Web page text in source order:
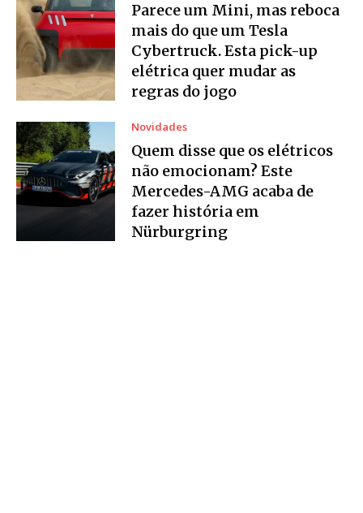
Parece um Mini, mas reboca
mais do que um Tesla
Cybertruck. Esta pick-up
elétrica quer mudar as
regras do jogo
Novidades
Quem disse que os elétricos
não emocionam? Este
Mercedes-AMG acaba de
fazer história em
Nürburgring